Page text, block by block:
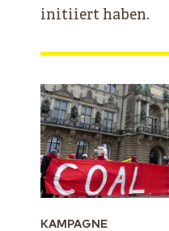
initiiert haben.
KAMPAGNE